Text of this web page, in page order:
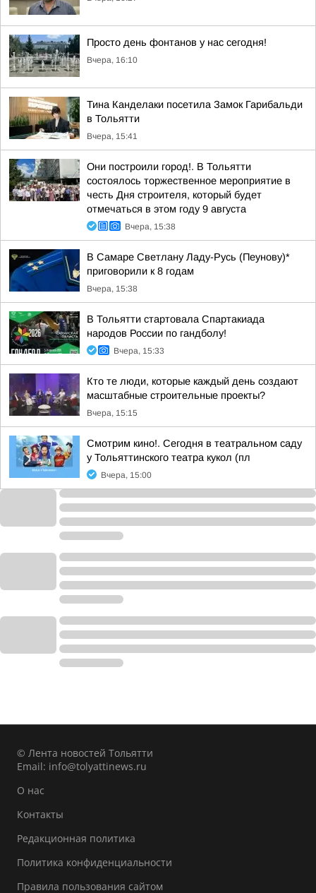
Просто день фонтанов у нас сегодня!
Вчера, 16:10
Тина Канделаки посетила Замок Гарибальди
в Тольятти
Вчера, 15:41
Они построили город!. В Тольятти
состоялось торжественное мероприятие в
честь Дня строителя, который будет
отмечаться в этом году 9 августа
Вчера, 15:38
В Самаре Светлану Ладу-Русь (Пеунову)*
приговорили к 8 годам
Вчера, 15:38
В Тольятти стартовала Спартакиада
народов России по гандболу!
Вчера, 15:33
Кто те люди, которые каждый день создают
масштабные строительные проекты?
Вчера, 15:15
Смотрим кино!. Сегодня в театральном саду
у Тольяттинского театра кукол (пл
Вчера, 15:00
© Лента новостей Тольятти
Email: info@tolyattinews.ru
О нас
Контакты
Редакционная политика
Политика конфиденциальности
Правила пользования сайтом